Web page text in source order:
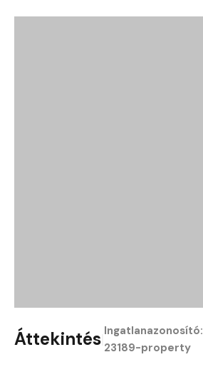
Áttekintés Ingatlanazonosító:
23189-property